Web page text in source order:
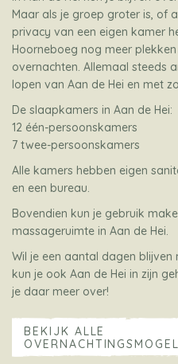
Maar als je groep groter is, of
privacy van een eigen kamer
Hoorneboeg nog meer
overnachten. Allemaal steeds
lopen van Aan de Hei en met
De slaapkamers in Aan de Hei:
12 één-persoonskamers
7 twee-persoonskamers
Alle kamers hebben eigen
en een bureau.
Bovendien kun je gebruik
massageruimte in Aan de Hei.
Wil je een aantal dagen
kun je ook Aan de Hei in zijn
je daar meer over!
BEKIJK ALLE